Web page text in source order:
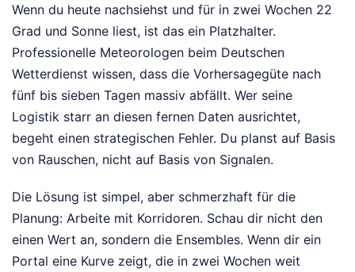
Wenn du heute nachsiehst und für in zwei Wochen 22
Grad und Sonne liest, ist das ein Platzhalter.
Professionelle Meteorologen beim Deutschen
Wetterdienst wissen, dass die Vorhersagegüte nach
fünf bis sieben Tagen massiv abfällt. Wer seine
Logistik starr an diesen fernen Daten ausrichtet,
begeht einen strategischen Fehler. Du planst auf Basis
von Rauschen, nicht auf Basis von Signalen.
Die Lösung ist simpel, aber schmerzhaft für die
Planung: Arbeite mit Korridoren. Schau dir nicht den
einen Wert an, sondern die Ensembles. Wenn dir ein
Portal eine Kurve zeigt, die in zwei Wochen weit